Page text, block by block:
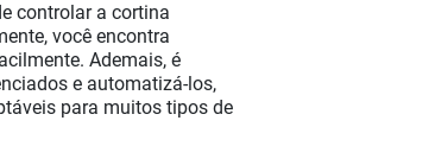
controlar a cortina
você encontra
Ademais, é
e automatizá-los,
para muitos tipos de